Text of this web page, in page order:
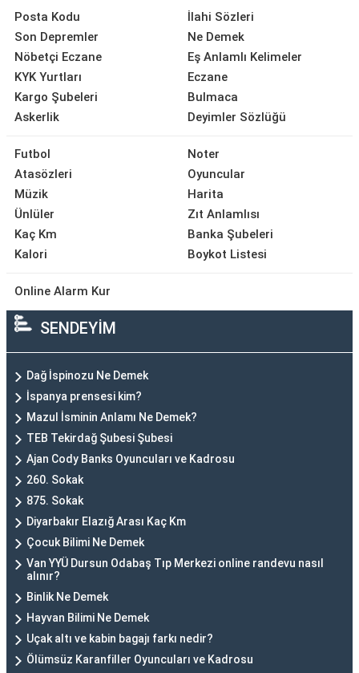
Posta Kodu
Son Depremler
Nöbetçi Eczane
KYK Yurtları
Kargo Şubeleri
Askerlik
İlahi Sözleri
Ne Demek
Eş Anlamlı Kelimeler
Eczane
Bulmaca
Deyimler Sözlüğü
Futbol
Atasözleri
Müzik
Ünlüler
Kaç Km
Kalori
Noter
Oyuncular
Harita
Zıt Anlamlısı
Banka Şubeleri
Boykot Listesi
Online Alarm Kur
SENDEYİM
Dağ İspinozu Ne Demek
İspanya prensesi kim?
Mazul İsminin Anlamı Ne Demek?
TEB Tekirdağ Şubesi Şubesi
Ajan Cody Banks Oyuncuları ve Kadrosu
260. Sokak
875. Sokak
Diyarbakır Elazığ Arası Kaç Km
Çocuk Bilimi Ne Demek
Van YYÜ Dursun Odabaş Tıp Merkezi online randevu nasıl
alınır?
Binlik Ne Demek
Hayvan Bilimi Ne Demek
Uçak altı ve kabin bagajı farkı nedir?
Ölümsüz Karanfiller Oyuncuları ve Kadrosu